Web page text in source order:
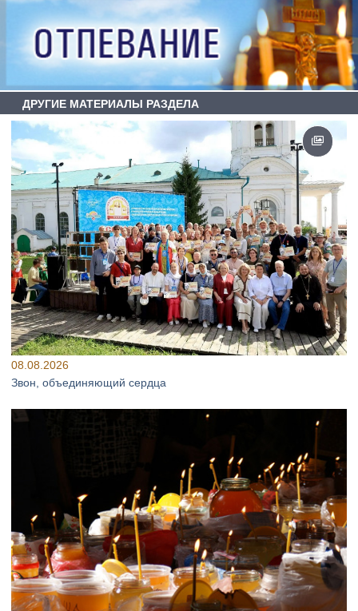
ДРУГИЕ МАТЕРИАЛЫ РАЗДЕЛА
08.08.2026
Звон, объединяющий сердца